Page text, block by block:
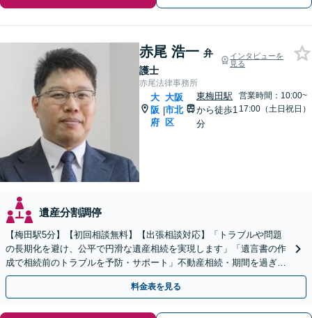
赤尾 浩一 弁
護士
インタビューを
見る
赤尾法律事務所
大
阪
府
|
大阪
市北
区
東梅田駅
から徒歩1
分
営業時間：10:00~
17:00（土日祝日）
遺産分割調停
【梅田駅5分】【初回相談無料】【出張相談対応】「トラブルや問題
の長期化を避け、公平で円滑な遺産相続を実現します」「遺言書の作
成で相続前のトラブルを予防・サポート」不動産相続・期間を過ぎた
後の相続放棄もぜひご相談ください【休日・夜間相談可】
料金表を見る